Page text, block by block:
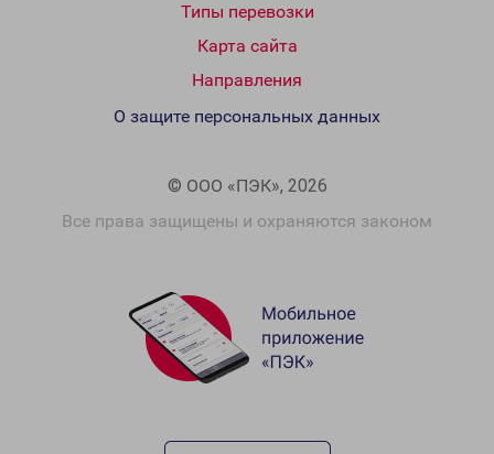
Типы перевозки
Карта сайта
Направления
© ООО «ПЭК», 2026
Все права защищены и охраняются законом
О защите персональных данных